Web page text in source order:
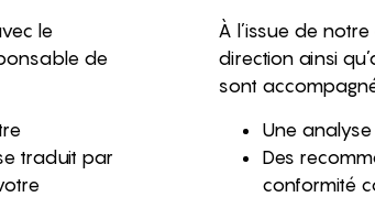
le
de
traduit par
À l’issue de
direction ainsi
sont
Une
Des
conformité